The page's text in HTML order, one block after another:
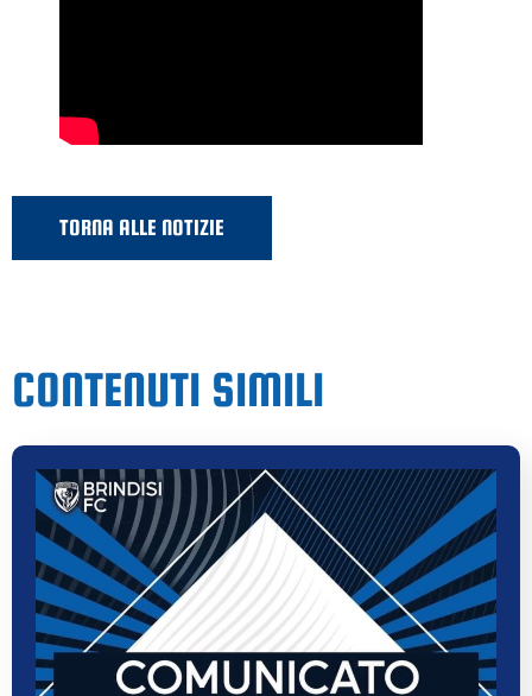
TORNA ALLE NOTIZIE
CONTENUTI SIMILI